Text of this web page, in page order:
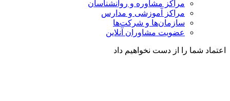
مراکز مشاوره و روانشناسان
مراکز آموزشی و مدارس
سازمان‌ها و شرکت‌ها
عضویت مشاوران آنلاین
اعتماد شما را از دست نخواهیم داد